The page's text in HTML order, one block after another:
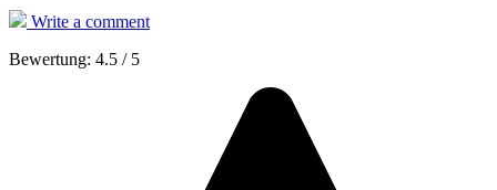
Write a comment
Bewertung: 4.5 / 5